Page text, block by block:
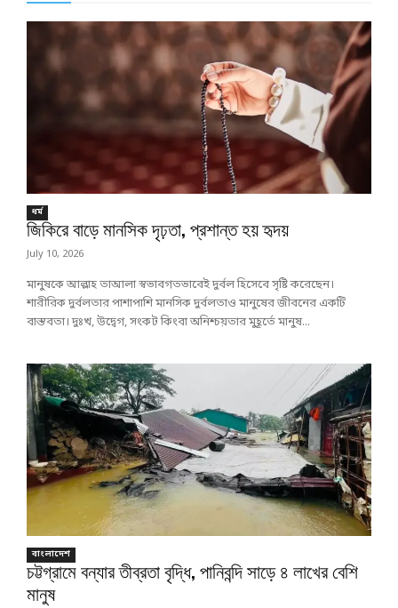
ধর্ম
জিকিরে বাড়ে মানসিক দৃঢ়তা, প্রশান্ত হয় হৃদয়
July 10, 2026
মানুষকে আল্লাহ তাআলা স্বভাবগতভাবেই দুর্বল হিসেবে সৃষ্টি করেছেন।
শারীরিক দুর্বলতার পাশাপাশি মানসিক দুর্বলতাও মানুষের জীবনের একটি
বাস্তবতা। দুঃখ, উদ্বেগ, সংকট কিংবা অনিশ্চয়তার মুহূর্তে মানুষ...
বাংলাদেশ
চট্টগ্রামে বন্যার তীব্রতা বৃদ্ধি, পানিবন্দি সাড়ে ৪ লাখের বেশি
মানুষ